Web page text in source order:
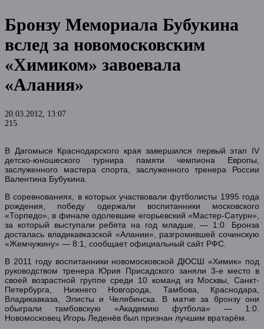
Бронзу Мемориала Бубукина
вслед за новомосковским
«Химиком» завоевала
«Алания»
20.03.2012, 13:07
215
В Дагомысе Краснодарского края завершился первый этап IV
детско-юношеского турнира памяти чемпиона Европы,
заслуженного мастера спорта, заслуженного тренера России
Валентина Бубукина.
В соревнованиях, в которых участвовали футболисты 1995 года
рождения, победу одержали воспитанники московского
«Торпедо», в финале одолевшие егорьевский «Мастер-Сатурн»,
за который выступали ребята на год младше, — 1:0. Бронза
досталась владикавказской «Алании», разгромившей сочинскую
«Жемчужину» — 8:1, сообщает официальный сайт РФС.
В 2011 году воспитанники новомосковской ДЮСШ «Химик» под
руководством тренера Юрия Присадского заняли 3-е место в
своей возрастной группе среди 10 команд из Москвы, Санкт-
Петербурга, Нижнего Новгорода, Тамбова, Краснодара,
Владикавказа, Элисты и Челябинска. В матче за бронзу они
обыграли тамбовскую «Академию футбола» — 1:0.
Новомосковец Игорь Леденёв был признан лучшим вратарём.